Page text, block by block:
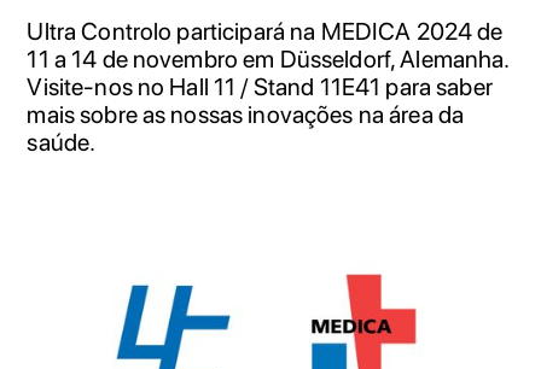
Ultra Controlo participará na MEDICA 2024 de
11 a 14 de novembro em Düsseldorf, Alemanha.
Visite-nos no Hall 11 / Stand 11E41 para saber
mais sobre as nossas inovações na área da
saúde.